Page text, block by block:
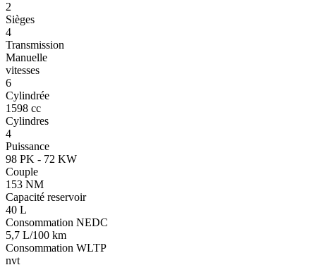
2
Sièges
4
Transmission
Manuelle
vitesses
6
Cylindrée
1598 cc
Cylindres
4
Puissance
98 PK - 72 KW
Couple
153 NM
Capacité reservoir
40 L
Consommation NEDC
5,7 L/100 km
Consommation WLTP
nvt